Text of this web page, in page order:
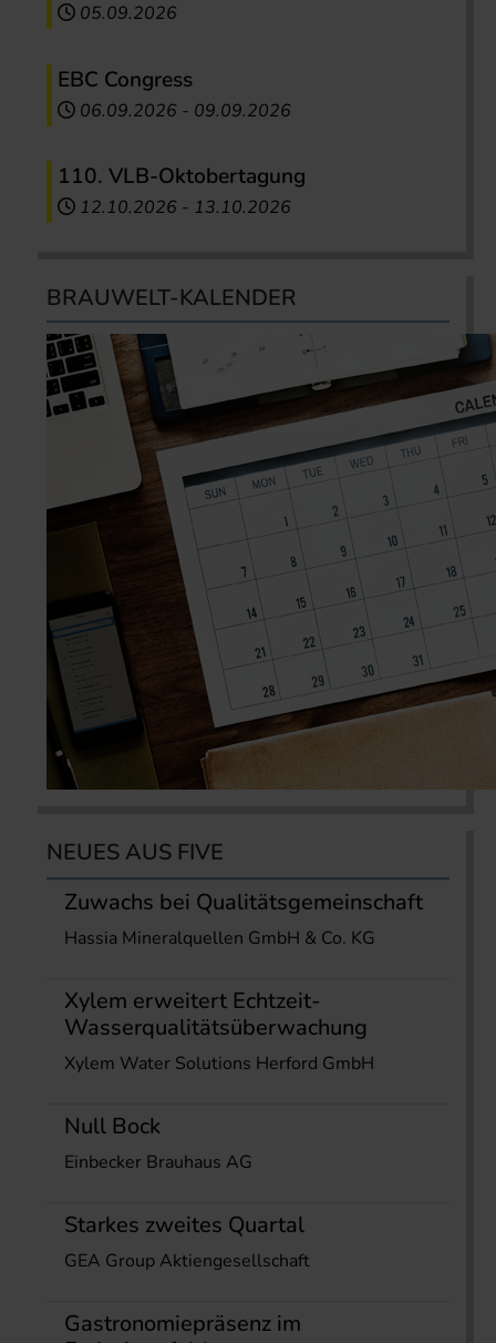
05.09.2026
EBC Congress
06.09.2026 - 09.09.2026
110. VLB-Oktobertagung
12.10.2026 - 13.10.2026
BRAUWELT-KALENDER
NEUES AUS FIVE
Zuwachs bei Qualitätsgemeinschaft
Hassia Mineralquellen GmbH & Co. KG
Xylem erweitert Echtzeit-
Wasserqualitätsüberwachung
Xylem Water Solutions Herford GmbH
Null Bock
Einbecker Brauhaus AG
Starkes zweites Quartal
GEA Group Aktiengesellschaft
Gastronomiepräsenz im